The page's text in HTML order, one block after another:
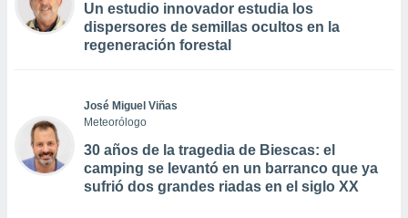
Un estudio innovador estudia los
dispersores de semillas ocultos en la
regeneración forestal
José Miguel Viñas
Meteorólogo
30 años de la tragedia de Biescas: el
camping se levantó en un barranco que ya
sufrió dos grandes riadas en el siglo XX